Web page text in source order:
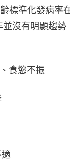
標準化發病率
並沒有明顯趨
食慾不振